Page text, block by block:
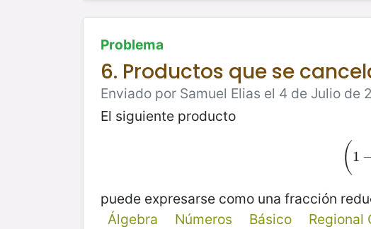
Problema
6. Productos que se
Enviado por Samuel Elias el 4 de Julio de
El siguiente producto
( 1
puede expresarse como una fracción
Álgebra
Números Básico Regional